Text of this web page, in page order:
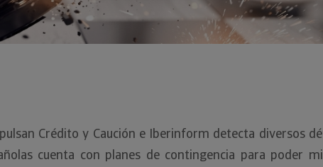
Crédito y Caución e Iberinform detecta diversos
cuenta con planes de contingencia para poder